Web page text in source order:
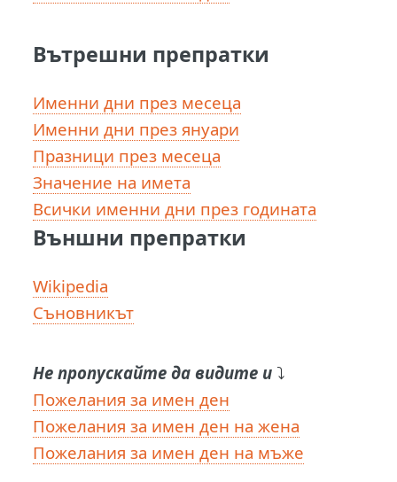
Вътрешни препратки
Именни дни през месеца
Именни дни през януари
Празници през месеца
Значение на имета
Всички именни дни през годината
Външни препратки
Wikipedia
Съновникът
Не пропускайте да видите и ⤵️
Пожелания за имен ден
Пожелания за имен ден на жена
Пожелания за имен ден на мъже